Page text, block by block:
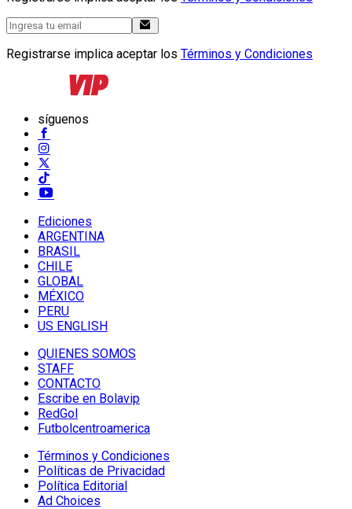
Registrarse implica aceptar los Términos y Condiciones
síguenos
Ediciones
ARGENTINA
BRASIL
CHILE
GLOBAL
MÉXICO
PERU
US ENGLISH
QUIENES SOMOS
STAFF
CONTACTO
Escribe en Bolavip
RedGol
Futbolcentroamerica
Términos y Condiciones
Políticas de Privacidad
Política Editorial
Ad Choices